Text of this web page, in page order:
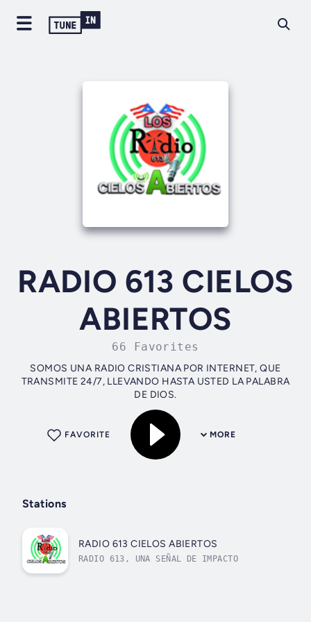
RADIO 613 CIELOS
ABIERTOS
66 Favorites
SOMOS UNA RADIO CRISTIANA POR INTERNET, QUE
TRANSMITE 24/7, LLEVANDO HASTA USTED LA PALABRA
DE DIOS.
MORE
FAVORITE
Stations
RADIO 613 CIELOS ABIERTOS
RADIO 613, UNA SEÑAL DE IMPACTO